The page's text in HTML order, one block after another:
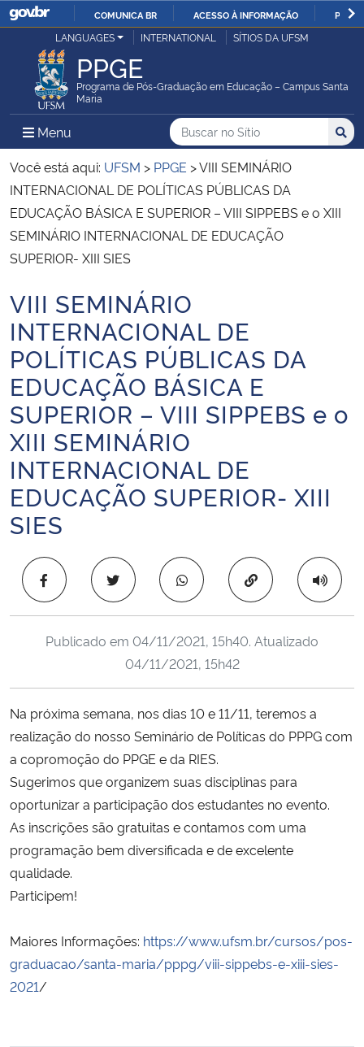
IR
O
COMUNICA BR ACESSO À INFORMAÇÃO
Ministério da Justiça e Segurança Pública
Ministério da Defesa
Ministério das Relações Exteriores
Ministério da Economia
Ministério da Agricultura, Pecuária e Abastecimento
Ministério da Educação
Ministério da Cidadania
Ministério da Saúde
Ministério de Minas e Energia
Ministério da Ciência, Tecnologia, Inovações e Comunicações
Ministério do Turismo
Ministério do Desenvolvimento Regional
Ministério da Mulher, da Família e dos Direitos Humanos
Secretaria-Geral
Secretaria de Governo
Gabinete de Segurança Institucional
Advocacia-Geral da União
Banco Central do Brasil
Planalto
LANGUAGES INTERNATIONAL SÍTIOS DA UFSM
PPGE
Programa de Pós-Graduação em Educação – Campus Santa
Maria
Menu Menu Principal do Sítio
Busca
Buscar no no Sítio
Busca:
Você está aqui: UFSM > PPGE >VIII SEMINÁRIO
INTERNACIONAL DE POLÍTICAS PÚBLICAS DA
EDUCAÇÃO BÁSICA E SUPERIOR – VIII SIPPEBS e o XIII
SEMINÁRIO INTERNACIONAL DE EDUCAÇÃO
SUPERIOR- XIII SIES
Início do conteúdo
VIII SEMINÁRIO
INTERNACIONAL DE
POLÍTICAS PÚBLICAS DA
EDUCAÇÃO BÁSICA E
SUPERIOR – VIII SIPPEBS e o
XIII SEMINÁRIO
INTERNACIONAL DE
EDUCAÇÃO SUPERIOR- XIII
SIES
Copiar para área
Publicado em 04/11/2021, 15h40. Atualizado
04/11/2021, 15h42
Na próxima semana, nos dias 10 e 11/11, teremos a
realização do nosso Seminário de Políticas do PPPG com
a copromoção do PPGE e da RIES.
Sugerimos que organizem suas disciplinas para
oportunizar a participação dos estudantes no evento.
As inscrições são gratuitas e contamos com uma
programação bem diversificada e de excelente
qualidade.
Participem!
Maiores Informações: https://www.ufsm.br/cursos/pos-
graduacao/santa-maria/pppg/viii-sippebs-e-xiii-sies-
2021/